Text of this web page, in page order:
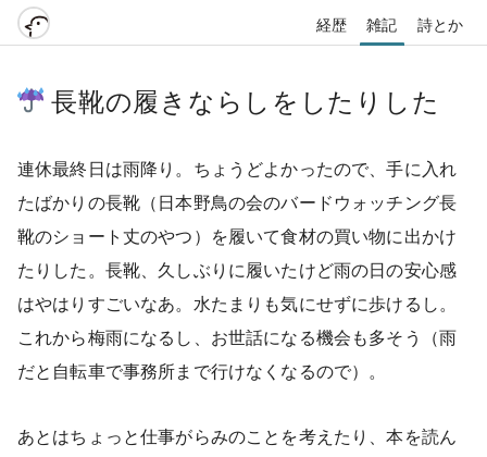
経歴 雑記 詩とか
長靴の履きならしをしたりした
連休最終日は雨降り。ちょうどよかったので、手に入れ
たばかりの長靴（日本野鳥の会のバードウォッチング長
靴のショート丈のやつ）を履いて食材の買い物に出かけ
たりした。長靴、久しぶりに履いたけど雨の日の安心感
はやはりすごいなあ。水たまりも気にせずに歩けるし。
これから梅雨になるし、お世話になる機会も多そう（雨
だと自転車で事務所まで行けなくなるので）。
あとはちょっと仕事がらみのことを考えたり、本を読ん